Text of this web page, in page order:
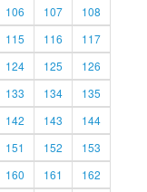
106 107
108
115 116
117
124 125
126
133 134
135
142 143
144
151 152
153
160 161
162